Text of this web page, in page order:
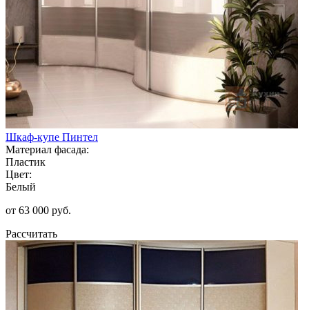
Шкаф-купе Пинтел
Материал фасада:
Пластик
Цвет:
Белый
от 63 000 руб.
Рассчитать